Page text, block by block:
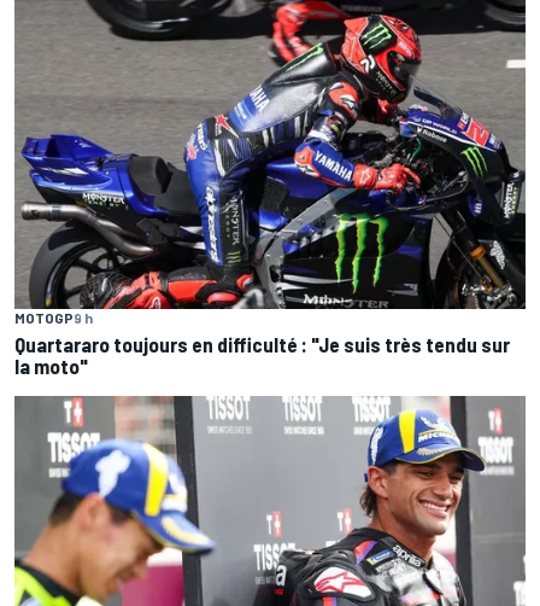
MOTOGP9 h
Quartararo toujours en difficulté : "Je suis très tendu sur
la moto"